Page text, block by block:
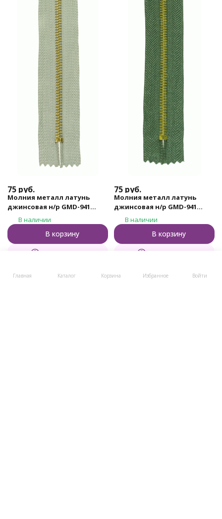
75 руб.
Молния металл латунь
джинсовая н/р GMD-941
Gamma, тип 4, 18 см (306 -
Серый)
В наличии
В корзину
75 руб.
Молния металл латунь
джинсовая н/р GMD-941
Gamma, тип 4, 18 см (315 -
Хаки)
В наличии
В корзину
Главная Каталог Корзина Избранное Войти